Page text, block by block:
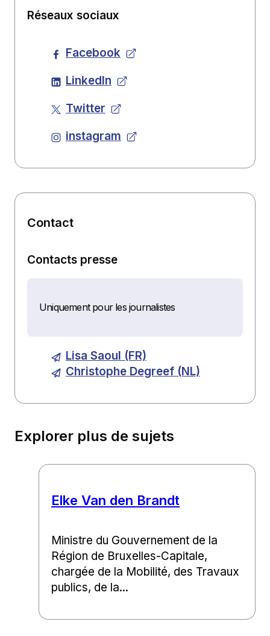
Réseaux sociaux
Facebook
LinkedIn
Twitter
instagram
Contact
Contacts presse
Uniquement pour les journalistes
Lisa Saoul (FR)
Christophe Degreef (NL)
Explorer plus de sujets
Elke Van den Brandt
Ministre du Gouvernement de la
Région de Bruxelles-Capitale,
chargée de la Mobilité, des Travaux
publics, de la...